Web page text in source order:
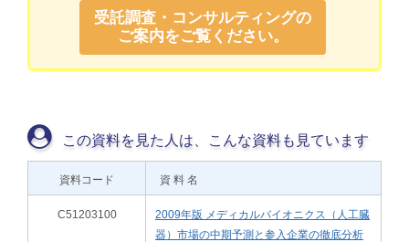
受託調査・コンサルティングの
ご案内をご覧ください。
この資料を見た人は、こんな資料も見ています
資料コード 資 料 名
C51203100
2009年版 メディカルバイオニクス（人工臓
器）市場の中期予測と参入企業の徹底分析